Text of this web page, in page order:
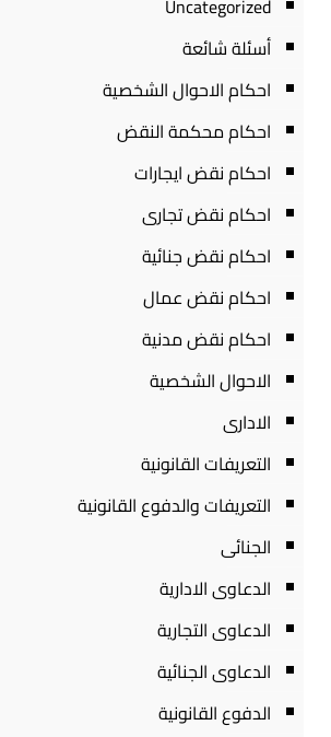
Uncategorized
أسئلة شائعة
احكام الاحوال الشخصية
احكام محكمة النقض
احكام نقض ايجارات
احكام نقض تجارى
احكام نقض جنائية
احكام نقض عمال
احكام نقض مدنية
الاحوال الشخصية
الادارى
التعريفات القانونية
التعريفات والدفوع القانونية
الجنائى
الدعاوى الادارية
الدعاوى التجارية
الدعاوى الجنائية
الدفوع القانونية